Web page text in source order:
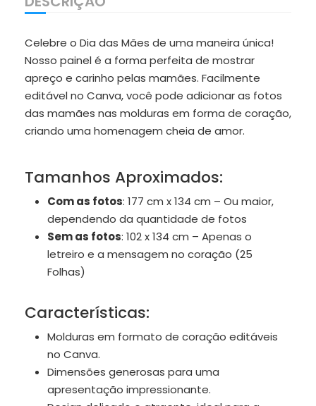
Celebre o Dia das Mães de uma maneira única!
Nosso painel é a forma perfeita de mostrar
apreço e carinho pelas mamães. Facilmente
editável no Canva, você pode adicionar as fotos
das mamães nas molduras em forma de coração,
criando uma homenagem cheia de amor.
Tamanhos Aproximados:
Com as fotos: 177 cm x 134 cm – Ou maior,
dependendo da quantidade de fotos
Sem as fotos: 102 x 134 cm – Apenas o
letreiro e a mensagem no coração (25
Folhas)
Características:
Molduras em formato de coração editáveis
no Canva.
Dimensões generosas para uma
apresentação impressionante.